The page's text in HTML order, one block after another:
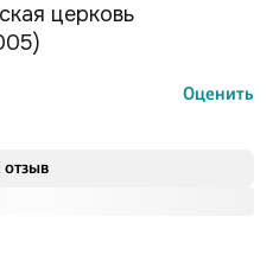
отзыв
церковь
Оценить